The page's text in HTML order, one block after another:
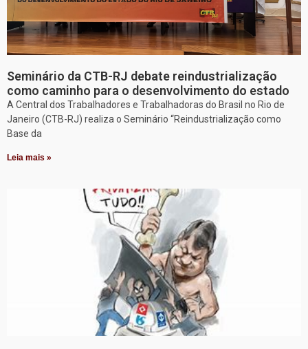
Seminário da CTB-RJ debate reindustrialização
como caminho para o desenvolvimento do estado
A Central dos Trabalhadores e Trabalhadoras do Brasil no Rio de
Janeiro (CTB-RJ) realiza o Seminário “Reindustrialização como
Base da
Leia mais »